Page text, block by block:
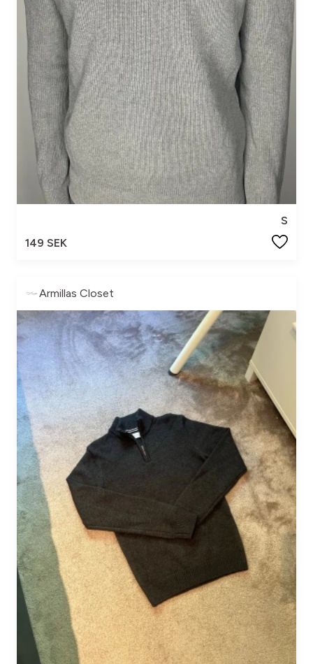
S
149 SEK
Armillas Closet